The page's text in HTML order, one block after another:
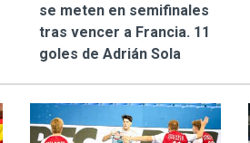
se meten en semifinales
tras vencer a Francia. 11
goles de Adrián Sola